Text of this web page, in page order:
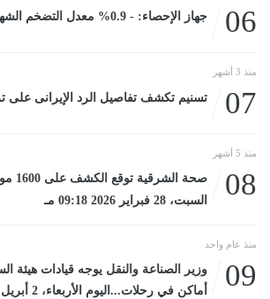
06 جهاز الإحصاء: - 0.9% معدل التضخم الشهرى لشهر يونيو 2026
منذ 3 أشهر
07 تسنيم تكشف تفاصيل الرد الإيرانى
منذ 5 أشهر
08
صحة
السبت، 28 فبراير 2026 09:18 مـ
منذ عام واحد
09
وزير الصناعة والنقل يوجه قيادات هيئة